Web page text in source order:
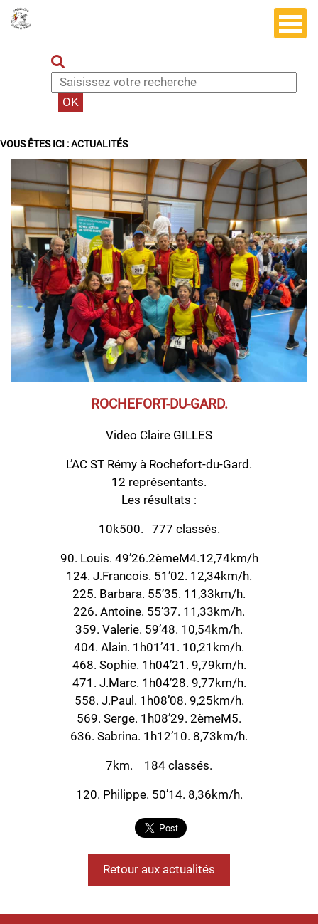
VOUS ÊTES ICI :ACTUALITÉS
ROCHEFORT-DU-GARD.
Video Claire GILLES
L’AC ST Rémy à Rochefort-du-Gard.
12 représentants.
Les résultats :
10k500. 777 classés.
90. Louis. 49’26.2èmeM4.12,74km/h
124. J.Francois. 51’02. 12,34km/h.
225. Barbara. 55’35. 11,33km/h.
226. Antoine. 55’37. 11,33km/h.
359. Valerie. 59’48. 10,54km/h.
404. Alain. 1h01’41. 10,21km/h.
468. Sophie. 1h04’21. 9,79km/h.
471. J.Marc. 1h04’28. 9,77km/h.
558. J.Paul. 1h08’08. 9,25km/h.
569. Serge. 1h08’29. 2èmeM5.
636. Sabrina. 1h12’10. 8,73km/h.
7km. 184 classés.
120. Philippe. 50’14. 8,36km/h.
Retour aux actualités